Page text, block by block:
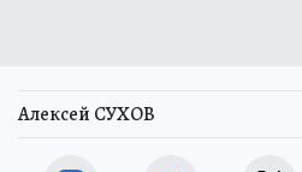
Алексей СУХОВ